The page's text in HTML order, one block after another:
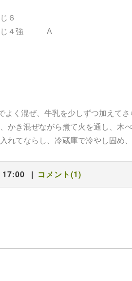
強 A
く混ぜ、牛乳を少しずつ加えて
き混ぜながら煮て火を通し、木
てならし、冷蔵庫で冷やし固め
17:00 コメント(1)